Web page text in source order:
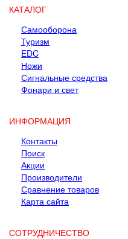
КАТАЛОГ
Самооборона
Туризм
EDC
Ножи
Сигнальные средства
Фонари и свет
ИНФОРМАЦИЯ
Контакты
Поиск
Акции
Производители
Сравнение товаров
Карта сайта
СОТРУДНИЧЕСТВО